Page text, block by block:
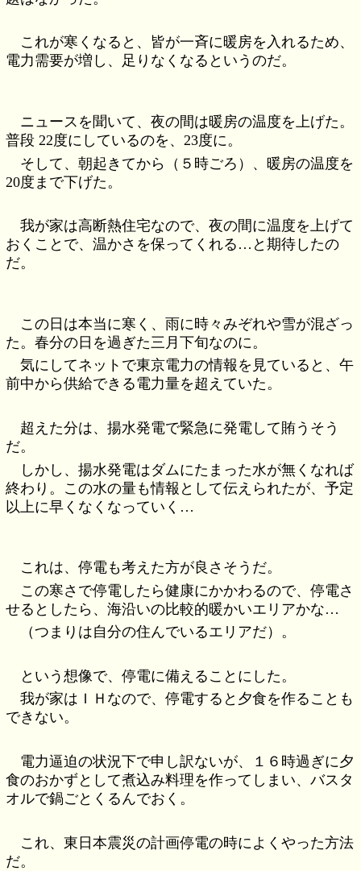
これが寒くなると、皆が一斉に暖房を入れるため、
電力需要が増し、足りなくなるというのだ。
ニュースを聞いて、夜の間は暖房の温度を上げた。
普段 22度にしているのを、23度に。
そして、朝起きてから（５時ごろ）、暖房の温度を
20度まで下げた。
我が家は高断熱住宅なので、夜の間に温度を上げて
おくことで、温かさを保ってくれる…と期待したの
だ。
この日は本当に寒く、雨に時々みぞれや雪が混ざっ
た。春分の日を過ぎた三月下旬なのに。
気にしてネットで東京電力の情報を見ていると、午
前中から供給できる電力量を超えていた。
超えた分は、揚水発電で緊急に発電して賄うそう
だ。
しかし、揚水発電はダムにたまった水が無くなれば
終わり。この水の量も情報として伝えられたが、予定
以上に早くなくなっていく…
これは、停電も考えた方が良さそうだ。
この寒さで停電したら健康にかかわるので、停電さ
せるとしたら、海沿いの比較的暖かいエリアかな…
（つまりは自分の住んでいるエリアだ）。
という想像で、停電に備えることにした。
我が家はＩＨなので、停電すると夕食を作ることも
できない。
電力逼迫の状況下で申し訳ないが、１６時過ぎに夕
食のおかずとして煮込み料理を作ってしまい、バスタ
オルで鍋ごとくるんでおく。
これ、東日本震災の計画停電の時によくやった方法
だ。